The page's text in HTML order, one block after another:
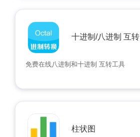
十进制/八进制 互转
免费在线八进制和十进制 互转工具
柱状图